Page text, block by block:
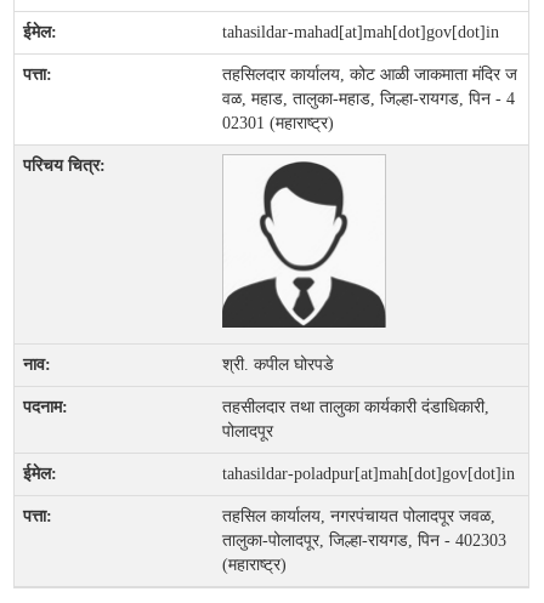
tahasildar-mahad[at]mah[dot]gov[dot]in
तहसिलदार कार्यालय, कोट आळी जाकमाता मंदिर ज
वळ, महाड, तालुका-महाड, जिल्हा-रायगड, पिन - 4
02301 (महाराष्ट्र)
श्री. कपील घोरपडे
तहसीलदार तथा तालुका कार्यकारी दंडाधिकारी,
पोलादपूर
tahasildar-poladpur[at]mah[dot]gov[dot]in
तहसिल कार्यालय, नगरपंचायत पोलादपूर जवळ,
तालुका-पोलादपूर, जिल्हा-रायगड, पिन - 402303
(महाराष्ट्र)